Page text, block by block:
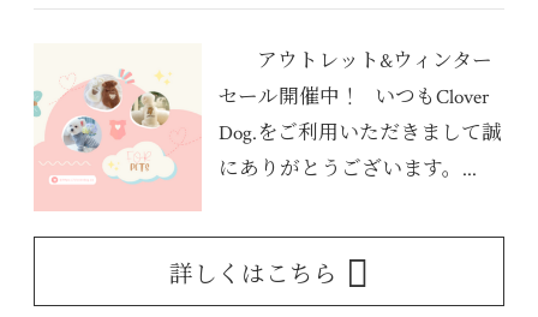
アウトレット&ウィンター
セール開催中！ いつもClover
Dog.をご利用いただきまして誠
にありがとうございます。...
詳しくはこちら